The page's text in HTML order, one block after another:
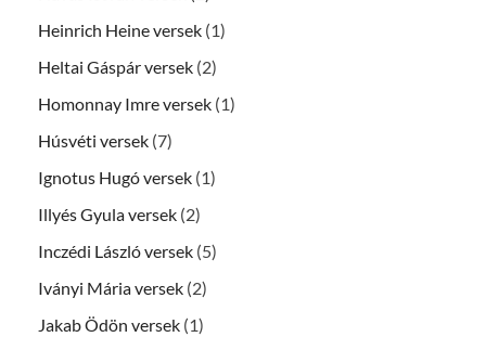
Heinrich Heine versek (1)
Heltai Gáspár versek (2)
Homonnay Imre versek (1)
Húsvéti versek (7)
Ignotus Hugó versek (1)
Illyés Gyula versek (2)
Inczédi László versek (5)
Iványi Mária versek (2)
Jakab Ödön versek (1)